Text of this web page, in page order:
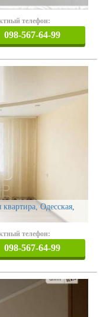
телефон:
098-567-64-99
Одесская,
телефон:
098-567-64-99